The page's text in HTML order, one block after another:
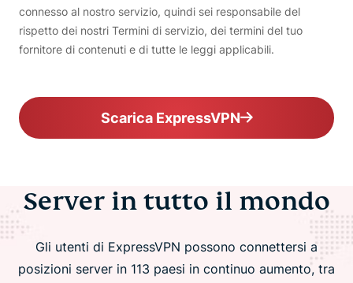
connesso al nostro servizio, quindi sei responsabile del
rispetto dei nostri Termini di servizio, dei termini del tuo
fornitore di contenuti e di tutte le leggi applicabili.
Scarica ExpressVPN
Server in tutto il mondo
Gli utenti di ExpressVPN possono connettersi a
posizioni server in 113 paesi in continuo aumento, tra